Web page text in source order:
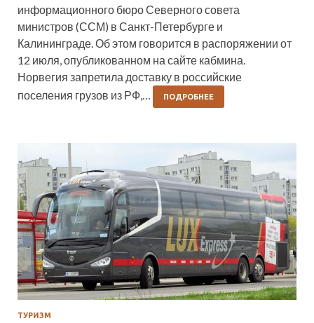
информационного бюро Северного совета
министров (ССМ) в Санкт-Петербурге и
Калининграде. Об этом говорится в распоряжении от
12 июля, опубликованном на сайте кабмина.
Норвегия запретила доставку в российские
поселения грузов из РФ,…
ПОДРОБНЕЕ
ТУРИЗМ